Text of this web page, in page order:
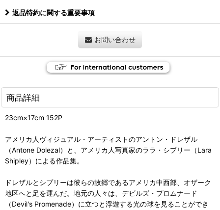
返品特約に関する重要事項
お問い合わせ
商品詳細
23cm×17cm 152P
アメリカ人ヴィジュアル・アーティストのアントン・ドレザル
（Antone Dolezal）と、アメリカ人写真家のララ・シプリー（Lara
Shipley）による作品集。
ドレザルとシプリーは彼らの故郷であるアメリカ中西部、オザーク
地区へと足を運んだ。地元の人々は、デビルズ・プロムナード
（Devil's Promenade）に立つと浮遊する光の球を見ることができ